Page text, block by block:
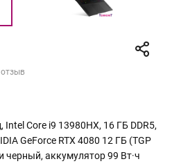
Intel Core i9 13980HX, 16 ГБ DDR5,
GeForce RTX 4080 12 ГБ (TGP
аккумулятор 99 Вт·ч